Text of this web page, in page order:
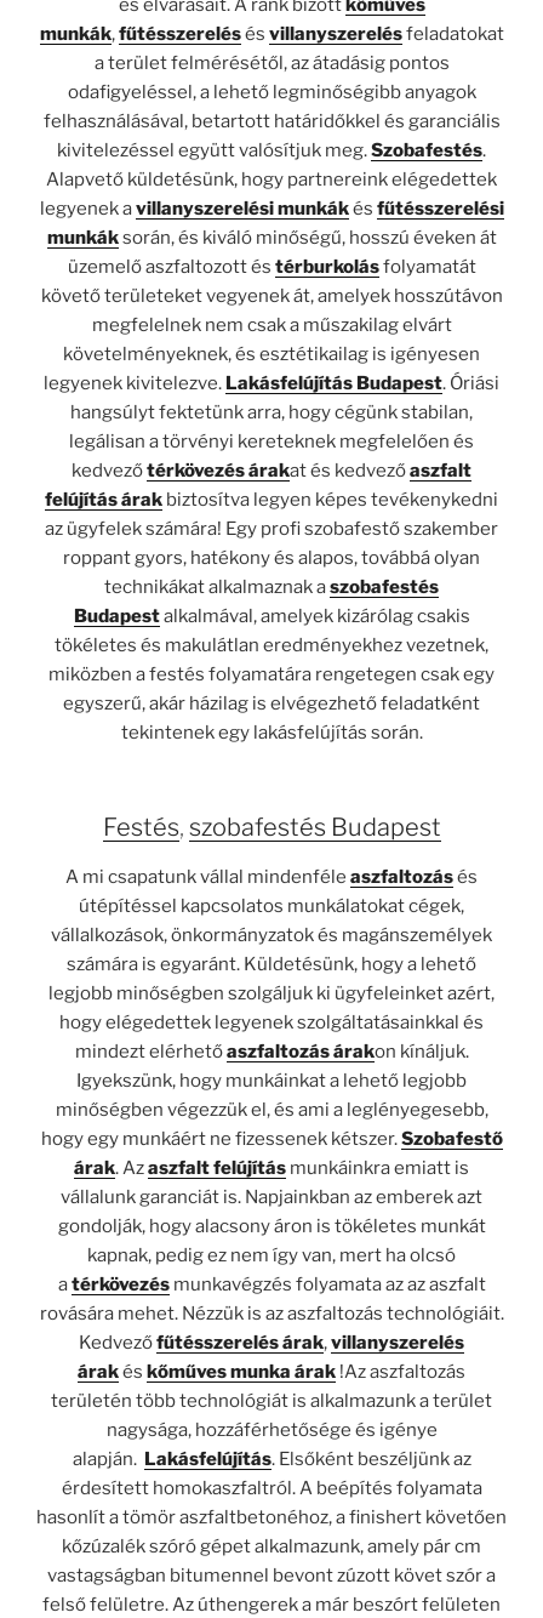
és elvárásait. A ránk bízottkőműves
munkák,fűtésszerelésés villanyszerelésfeladatokat
a terület felmérésétől, az átadásig pontos
odafigyeléssel, a lehető legminőségibb anyagok
felhasználásával, betartott határidőkkel és garanciális
kivitelezéssel együtt valósítjuk meg.Szobafestés.
Alapvető küldetésünk, hogy partnereink elégedettek
legyenek avillanyszerelési munkákés fűtésszerelési
munkáksorán, és kiváló minőségű, hosszú éveken át
üzemelő aszfaltozott és térburkolásfolyamatát
követő területeket vegyenek át, amelyek hosszútávon
megfelelnek nem csak a műszakilag elvárt
követelményeknek, és esztétikailag is igényesen
legyenek kivitelezve. Lakásfelújítás Budapest. Óriási
hangsúlyt fektetünk arra, hogy cégünk stabilan,
legálisan a törvényi kereteknek megfelelően és
kedvezőtérkövezés árakat és kedvezőaszfalt
felújítás árak biztosítva legyen képes tevékenykedni
az ügyfelek számára! Egy profi szobafestő szakember
roppant gyors, hatékony és alapos, továbbá olyan
technikákat alkalmaznak aszobafestés
Budapestalkalmával, amelyek kizárólag csakis
tökéletes és makulátlan eredményekhez vezetnek,
miközben afestés folyamatára rengetegen csak egy
egyszerű, akár házilag is elvégezhető feladatként
tekintenek egy lakásfelújítás során.
Festés, szobafestés Budapest
A mi csapatunk vállal mindenféle aszfaltozásés
útépítéssel kapcsolatos munkálatokat cégek,
vállalkozások, önkormányzatok és magánszemélyek
számára is egyaránt. Küldetésünk, hogy a lehető
legjobb minőségben szolgáljuk ki ügyfeleinket azért,
hogy elégedettek legyenek szolgáltatásainkkal és
mindezt elérhetőaszfaltozás árakon kínáljuk.
Igyekszünk, hogy munkáinkat a lehető legjobb
minőségben végezzük el, és ami a leglényegesebb,
hogy egy munkáért ne fizessenek kétszer.Szobafestő
árak. Azaszfalt felújítás munkáinkra emiatt is
vállalunk garanciát is. Napjainkban az emberek azt
gondolják, hogy alacsony áron is tökéletes munkát
kapnak, pedig ez nem így van, mert ha olcsó
atérkövezésmunkavégzés folyamata az az aszfalt
rovására mehet. Nézzük is az aszfaltozás technológiáit.
Kedvezőfűtésszerelés árak,villanyszerelés
árakés kőműves munka árak !Az aszfaltozás
területén több technológiát is alkalmazunk a terület
nagysága, hozzáférhetősége és igénye
alapján. Lakásfelújítás. Elsőként beszéljünk az
érdesített homokaszfaltról. A beépítés folyamata
hasonlít a tömör aszfaltbetonéhoz, a finishert követően
kőzúzalék szóró gépet alkalmazunk, amely pár cm
vastagságban bitumennel bevont zúzott követ szór a
felső felületre. Az úthengerek a már beszórt felületen